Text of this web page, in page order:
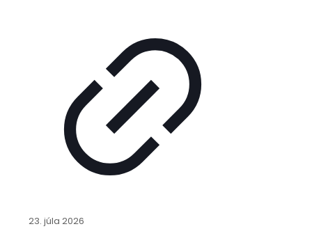
23. júla 2026